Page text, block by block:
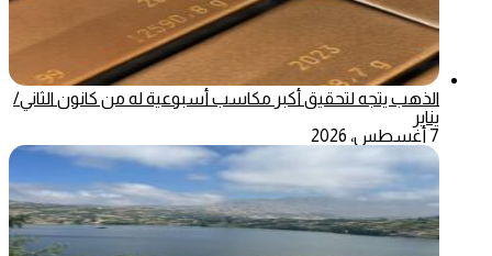
الذهب يتجه لتحقيق أكبر مكاسب أسبوعية له من كانون الثاني/
يناير
7 أغسطس، 2026